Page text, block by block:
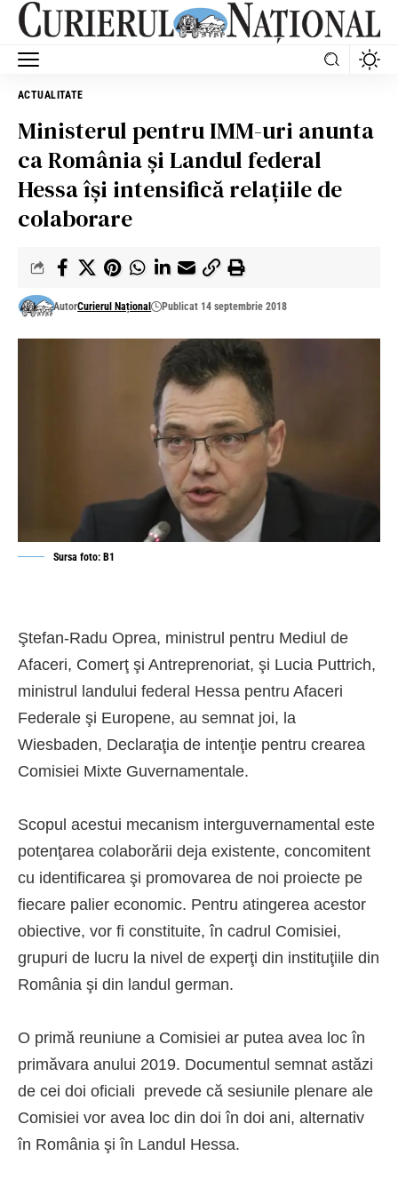
ACTUALITATE
Ministerul pentru IMM-uri anunta
ca România şi Landul federal
Hessa îşi intensifică relaţiile de
colaborare
AutorCurierul Național Publicat 14 septembrie 2018
Sursa foto: B1
Ştefan-Radu Oprea, ministrul pentru Mediul de
Afaceri, Comerţ şi Antreprenoriat, şi Lucia Puttrich,
ministrul landului federal Hessa pentru Afaceri
Federale şi Europene, au semnat joi, la
Wiesbaden, Declaraţia de intenţie pentru crearea
Comisiei Mixte Guvernamentale.
Scopul acestui mecanism interguvernamental este
potenţarea colaborării deja existente, concomitent
cu identificarea şi promovarea de noi proiecte pe
fiecare palier economic. Pentru atingerea acestor
obiective, vor fi constituite, în cadrul Comisiei,
grupuri de lucru la nivel de experţi din instituţiile din
România şi din landul german.
O primă reuniune a Comisiei ar putea avea loc în
primăvara anului 2019. Documentul semnat astăzi
de cei doi oficiali prevede că sesiunile plenare ale
Comisiei vor avea loc din doi în doi ani, alternativ
în România şi în Landul Hessa.